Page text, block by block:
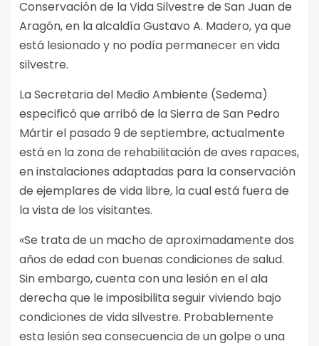
Conservación de la Vida Silvestre de San Juan de
Aragón, en la alcaldía Gustavo A. Madero, ya que
está lesionado y no podía permanecer en vida
silvestre.
La Secretaria del Medio Ambiente (Sedema)
especificó que arribó de la Sierra de San Pedro
Mártir el pasado 9 de septiembre, actualmente
está en la zona de rehabilitación de aves rapaces,
en instalaciones adaptadas para la conservación
de ejemplares de vida libre, la cual está fuera de
la vista de los visitantes.
«Se trata de un macho de aproximadamente dos
años de edad con buenas condiciones de salud.
Sin embargo, cuenta con una lesión en el ala
derecha que le imposibilita seguir viviendo bajo
condiciones de vida silvestre. Probablemente
esta lesión sea consecuencia de un golpe o una